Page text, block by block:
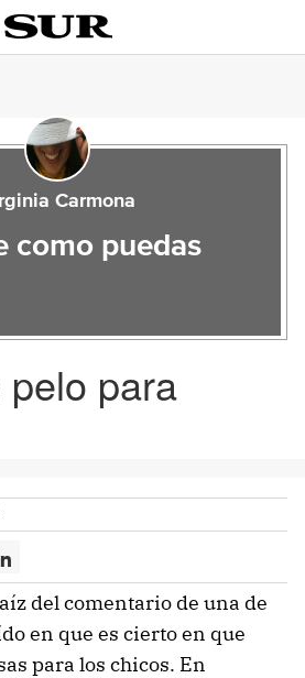
Carmona
como puedas
para
del comentario de una de
en que es cierto en que
para los chicos. En